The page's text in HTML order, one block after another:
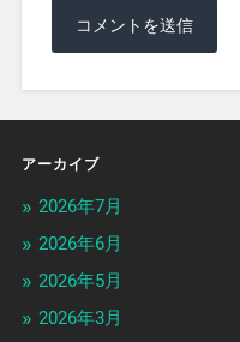
アーカイブ
2026年7月
2026年6月
2026年5月
2026年3月